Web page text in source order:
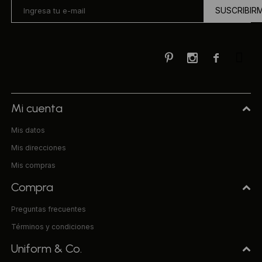

 
Mi cuenta
Mis datos
Mis direcciones
Mis compras
Compra
Preguntas frecuentes
Términos y condiciones
Uniform & Co.